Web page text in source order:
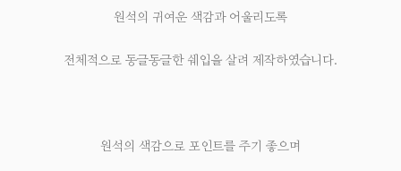
원석의 귀여운 색감과 어울리도록
전체적으로 동글동글한 쉐입을 살려 제작하였습니다.
원석의 색감으로 포인트를 주기 좋으며